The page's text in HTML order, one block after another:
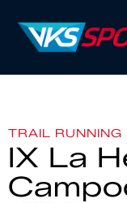
TRAIL RUNNING
IX La